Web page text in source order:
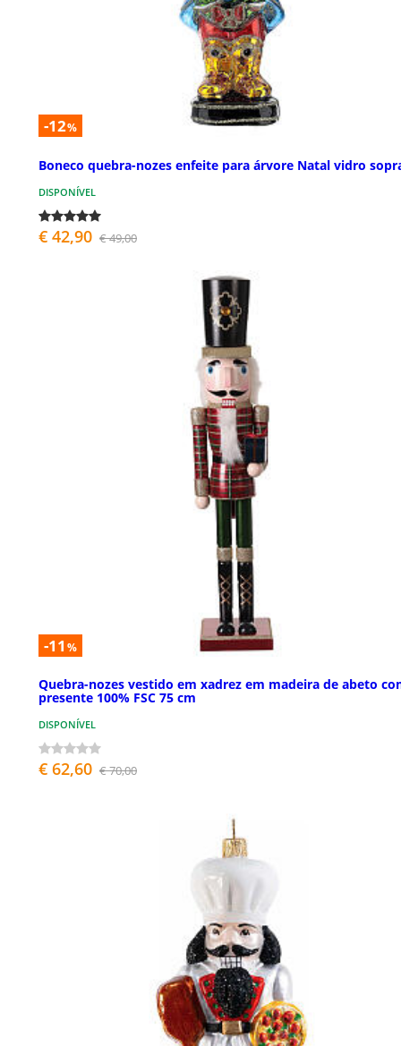
-12%
Boneco quebra-nozes enfeite para árvore Natal vidro
DISPONÍVEL
€ 42,90 € 49,00
-11 %
Quebra-nozes vestido em xadrez em madeira de abeto
presente 100% FSC 75 cm
DISPONÍVEL
€ 62,60 € 70,00